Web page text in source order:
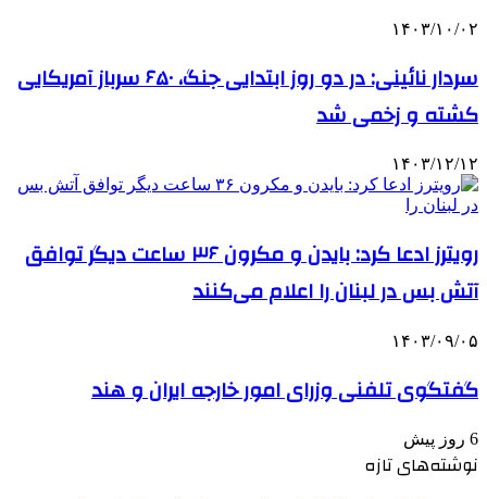
۱۴۰۳/۱۰/۰۲
سردار نائینی: در دو روز ابتدایی جنگ، ۶۵۰ سرباز آمریکایی
کشته و زخمی شد
۱۴۰۳/۱۲/۱۲
رویترز ادعا کرد: بایدن و مکرون ۳۶ ساعت دیگر توافق
آتش بس در لبنان را اعلام می‌کنند
۱۴۰۳/۰۹/۰۵
گفتگوی تلفنی وزرای امور خارجه ایران و هند
6 روز پیش
نوشته‌های تازه